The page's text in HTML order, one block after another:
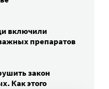
включили
препаратов
закон
Как этого